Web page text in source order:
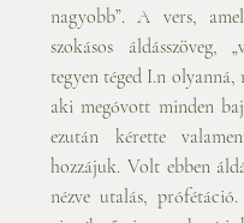
nagyobb”. A vers,
szokásos
tegyen téged I.n
aki megóvott minden
ezután kérette
hozzájuk. Volt ebben
nézve utalás,